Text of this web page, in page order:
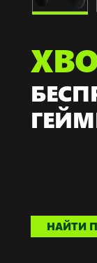
НАЙТИ